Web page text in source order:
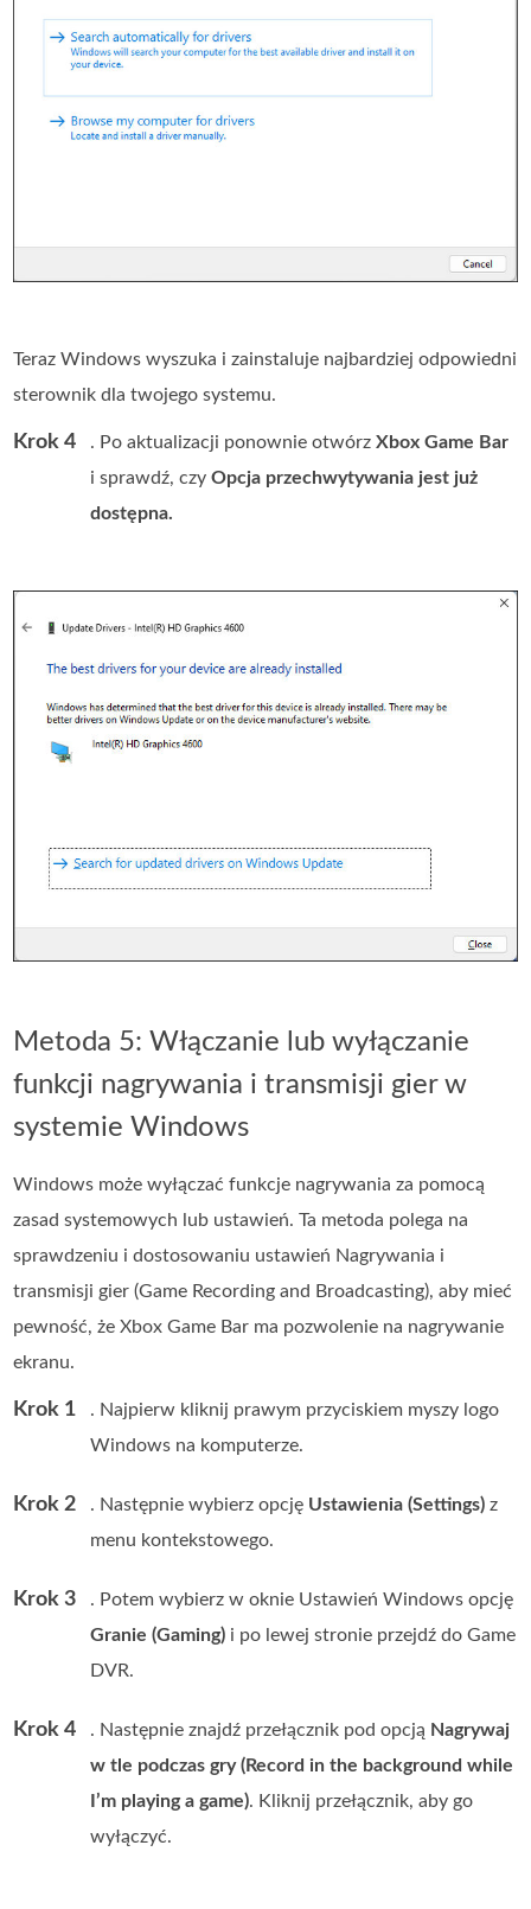
Teraz Windows wyszuka i zainstaluje najbardziej odpowiedni
sterownik dla twojego systemu.
Krok 4 . Po aktualizacji ponownie otwórzXbox Game Bar
i sprawdź, czyOpcja przechwytywania jest już
dostępna.
Metoda 5: Włączanie lub wyłączanie
funkcji nagrywania i transmisji gier w
systemie Windows
Windows może wyłączać funkcje nagrywania za pomocą
zasad systemowych lub ustawień. Ta metoda polega na
sprawdzeniu i dostosowaniu ustawień Nagrywania i
transmisji gier (Game Recording and Broadcasting), aby mieć
pewność, że Xbox Game Bar ma pozwolenie na nagrywanie
ekranu.
Krok 1
. Najpierw kliknij prawym przyciskiem myszy logo
Windows na komputerze.
Krok 2 . Następnie wybierz opcję Ustawienia (Settings) z
menu kontekstowego.
Krok 3
. Potem wybierz w oknie Ustawień Windows opcję
Granie (Gaming) i po lewej stronie przejdź do Game
DVR.
Krok 4 . Następnie znajdź przełącznik pod opcją Nagrywaj
w tle podczas gry (Record in the background while
I’m playing a game). Kliknij przełącznik, aby go
wyłączyć.